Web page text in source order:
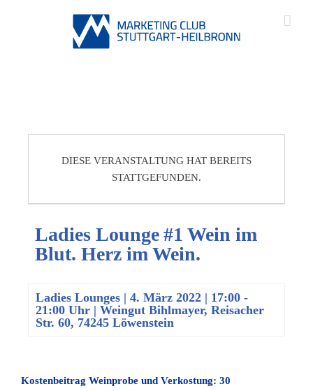
DIESE VERANSTALTUNG HAT BEREITS
STATTGEFUNDEN.
Ladies Lounge #1 Wein im
Blut. Herz im Wein.
Ladies Lounges | 4. März 2022 | 17:00 -
21:00 Uhr | Weingut Bihlmayer, Reisacher
Str. 60, 74245 Löwenstein
Kostenbeitrag Weinprobe und Verkostung: 30